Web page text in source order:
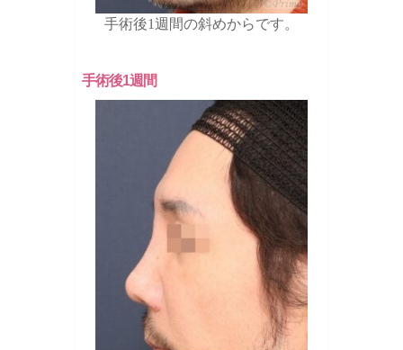
手術後1週間の斜めからです。
手術後1週間